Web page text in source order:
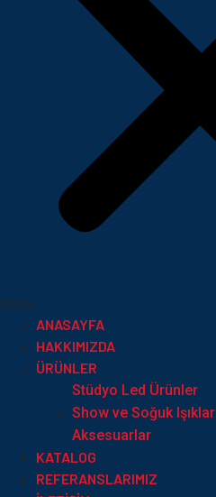
Menu
ANASAYFA
HAKKIMIZDA
ÜRÜNLER
Stüdyo Led Ürünler
Show ve Soğuk Işıklar
Aksesuarlar
KATALOG
REFERANSLARIMIZ